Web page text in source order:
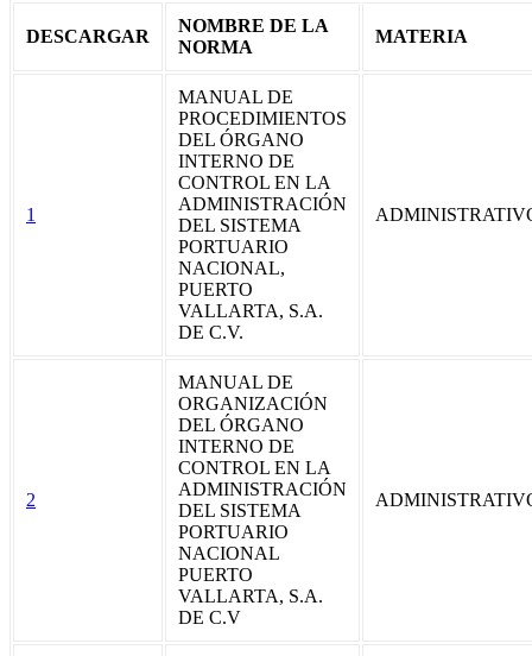
DESCARGAR
NOMBRE DE LA
NORMA
MATERIA
1
MANUAL DE
PROCEDIMIENTOS
DEL ÓRGANO
INTERNO DE
CONTROL EN LA
ADMINISTRACIÓN
DEL SISTEMA
PORTUARIO
NACIONAL,
PUERTO
VALLARTA, S.A.
DE C.V.
2
MANUAL DE
ORGANIZACIÓN
DEL ÓRGANO
INTERNO DE
CONTROL EN LA
ADMINISTRACIÓN
DEL SISTEMA
PORTUARIO
NACIONAL
PUERTO
VALLARTA, S.A.
DE C.V